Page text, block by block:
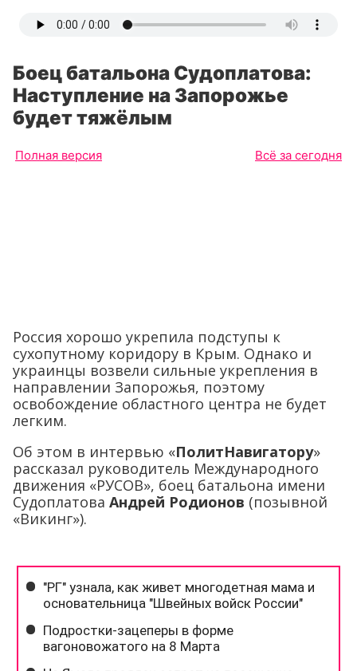
Боец батальона Судоплатова:
Наступление на Запорожье
будет тяжёлым
Полная версия Всё за сегодня
Россия хорошо укрепила подступы к
сухопутному коридору в Крым. Однако и
украинцы возвели сильные укрепления в
направлении Запорожья, поэтому
освобождение областного центра не будет
легким.
Об этом в интервью «ПолитНавигатору»
рассказал руководитель Международного
движения «РУСОВ», боец батальона имени
Судоплатова Андрей Родионов (позывной
«Викинг»).